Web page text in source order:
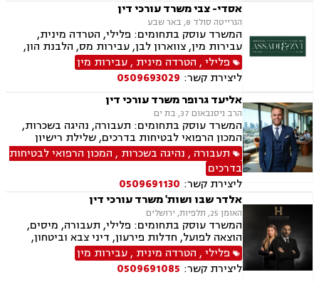
אסדי- צבי משרד עורכי דין
הנרייטה סולד 8, באר שבע
המשרד עוסק בתחומים: פלילי, הטרדה מינית,
עבירות מין, צווארון לבן, עבירות מס, הלבנת הון,
רישוי נשק, ייצוג קטינים, אלימות במשפחה, עבירות
סמים, ועדת שחרורים, עבירות סייבר, סירוב ויזה
לארה"ב, מחיקת רישום פלילי, הסגרה ופשיעה
בינלאומית, נפגעי עבירה, תעבורה, נהיגה בשכרות,
המכון הרפואי לבטיחות בדרכים, שלילת רישיון
נהיגה, פסילת רישיון מנהלית.
פלילי, הטרדה מינית ,עבירות מין
ליצירת קשר: 0509693029
אליעד גרופר משרד עורכי דין
הרב ניסנבאום 37, בת ים
המשרד עוסק בתחומים: תעבורה, נהיגה בשכרות,
המכון הרפואי לבטיחות בדרכים, שלילת רישיון
נהיגה, פסילת רישיון מנהלית
תעבורה , נהיגה בשכרות , המכון הרפואי לבטיחות
בדרכים
ליצירת קשר: 0509691130
אלדר שבו ושות' משרד עורכי דין
האומן 25, תלפיות, ירושלים
המשרד עוסק בתחומים: פלילי, תעבורה, מיסים,
הוצאה לפועל, חדלות פירעון, דיני צבא וביטחון,
ליטיגציה אזרחית
פלילי, הטרדה מינית ,עבירות מין
ליצירת קשר: 0509691085